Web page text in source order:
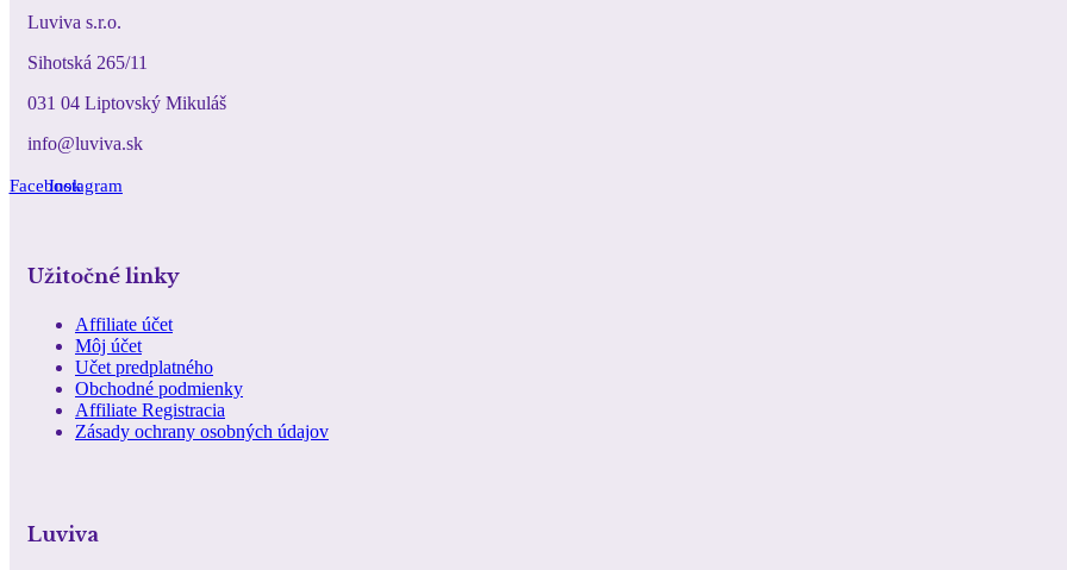
Luviva s.r.o.
Sihotská 265/11
031 04 Liptovský Mikuláš
info@luviva.sk
FacebookInstagram
Užitočné linky
Affiliate účet
Môj účet
Učet predplatného
Obchodné podmienky
Affiliate Registracia
Zásady ochrany osobných údajov
Luviva